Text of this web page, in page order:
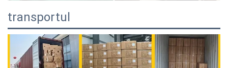
transportul